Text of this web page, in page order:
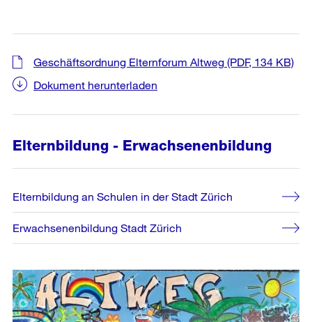
Geschäftsordnung Elternforum Altweg (PDF, 134 KB)
Dokument herunterladen
Elternbildung - Erwachsenenbildung
Elternbildung an Schulen in der Stadt Zürich
Erwachsenenbildung Stadt Zürich